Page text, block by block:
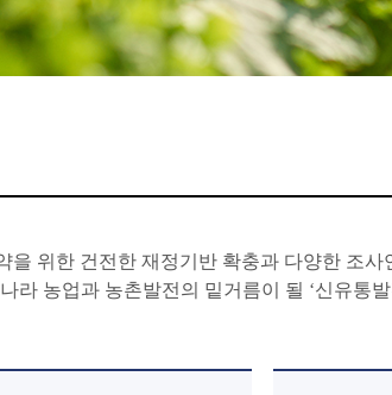
을 위한 건전한 재정기반 확충과 다양한 조
라 농업과 농촌발전의 밑거름이 될 ‘신유통